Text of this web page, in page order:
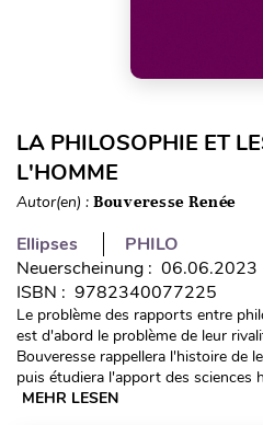
LA PHILOSOPHIE ET
L'HOMME
Autor(en) : Bouveresse Renée
Ellipses
PHILO
Neuerscheinung : 06.06.2023
ISBN : 9782340077225
Le problème des rapports entre
est d'abord le problème de leur
Bouveresse rappellera l'histoire de
puis étudiera l'apport des sciences
MEHR LESEN